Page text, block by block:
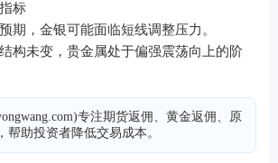
标
期，金银可能面临短线调整压力。
构未变，贵金属处于偏强震荡向上的阶
专注期货返佣、黄金返佣、原
帮助投资者降低交易成本。